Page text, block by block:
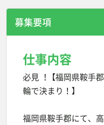
募集要項
仕事内容
必見 ！ 【福岡県鞍手
輪で決まり！】
福岡県鞍手郡にて、